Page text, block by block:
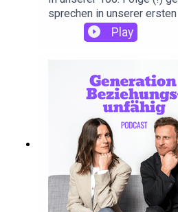
sprechen in unserer
darüber, was aus dem
was wir besser machen können. /////
https://
ngsunfaehig/ Lina Marie
https://
Lina Maries Website:
Instagram:
https://
Michaels Website:
Play